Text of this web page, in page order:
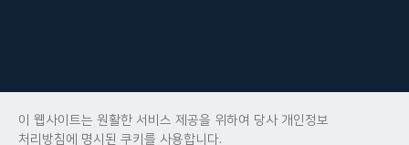
이 웹사이트는 원활한 서비스 제공을 위하여 당사 개인정보
처리방침에 명시된 쿠키를 사용합니다.